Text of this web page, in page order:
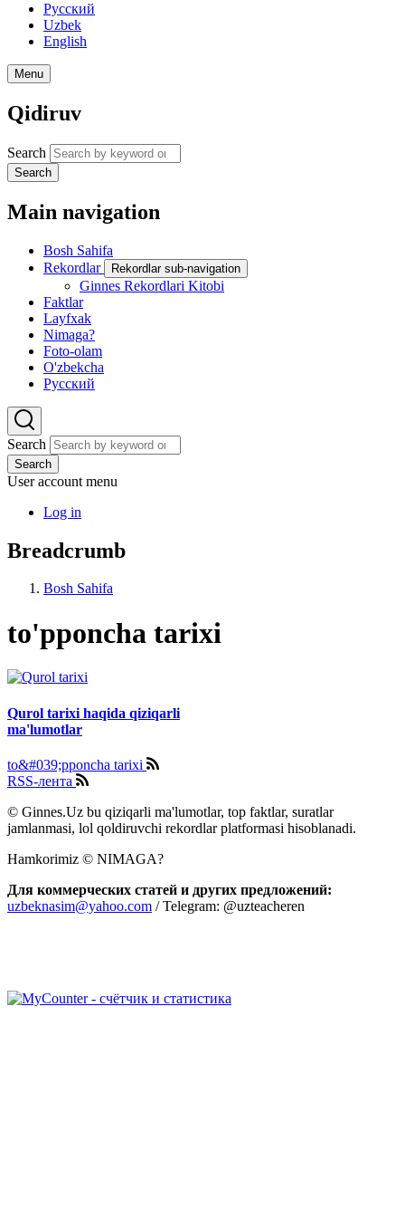
Русский
Uzbek
English
Menu
Qidiruv
Search
Search
Main navigation
Bosh Sahifa
Rekordlar
Rekordlar sub-navigation
Ginnes Rekordlari Kitobi
Faktlar
Layfxak
Nimaga?
Foto-olam
O'zbekcha
Русский
Search
Search
User account menu
Log in
Breadcrumb
Bosh Sahifa
to'pponcha tarixi
Qurol tarixi haqida qiziqarli
ma'lumotlar
to&#039;pponcha tarixi
RSS-лента
© Ginnes.Uz bu qiziqarli ma'lumotlar, top faktlar, suratlar
jamlanmasi, lol qoldiruvchi rekordlar platformasi hisoblanadi.
Hamkorimiz © NIMAGA?
Для коммерческих статей и других предложений:
uzbeknasim@yahoo.com / Telegram: @uzteacheren